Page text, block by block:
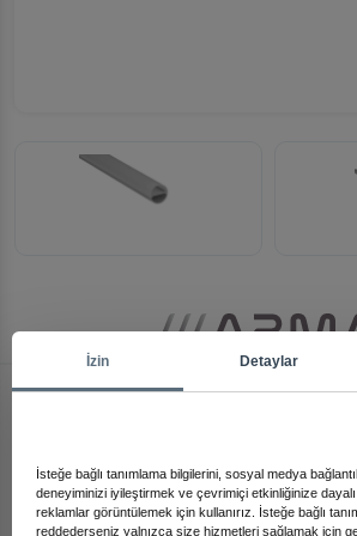
Bizi Yakından Tanıyın!
İzin Detaylar
İsteğe bağlı tanımlama bilgilerini, sosyal medya
deneyiminizi iyileştirmek ve çevrimiçi etkinliğinize
reklamlar görüntülemek için kullanırız. İsteğe bağlı
reddederseniz yalnızca size hizmetleri sağlamak için